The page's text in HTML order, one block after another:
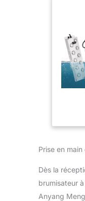
Prise en
Dès la
brumisateur
Anyang